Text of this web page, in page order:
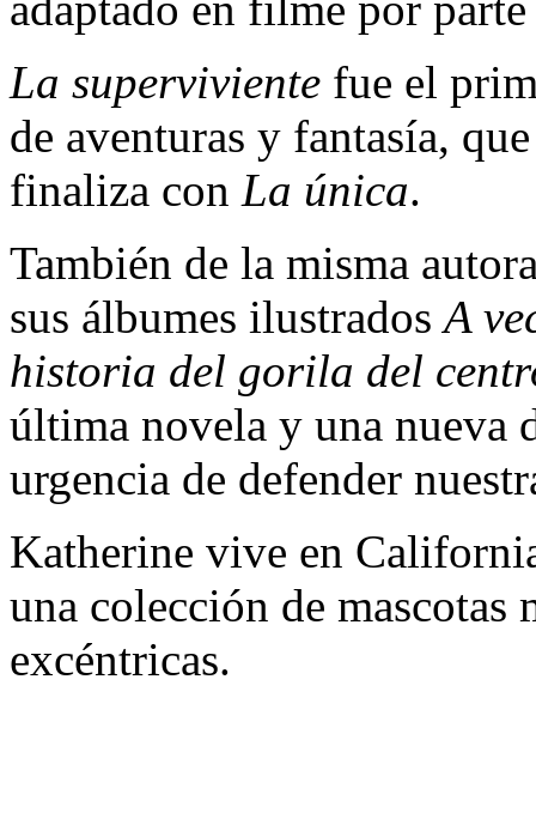
La superviviente fue el
de aventuras y fantasía,
finaliza con La única.
También de la misma
sus álbumes ilustradosA
historia del gorila del
última novela y una nueva
urgencia de defender
Katherine vive en
una colección de mascotas
excéntricas.